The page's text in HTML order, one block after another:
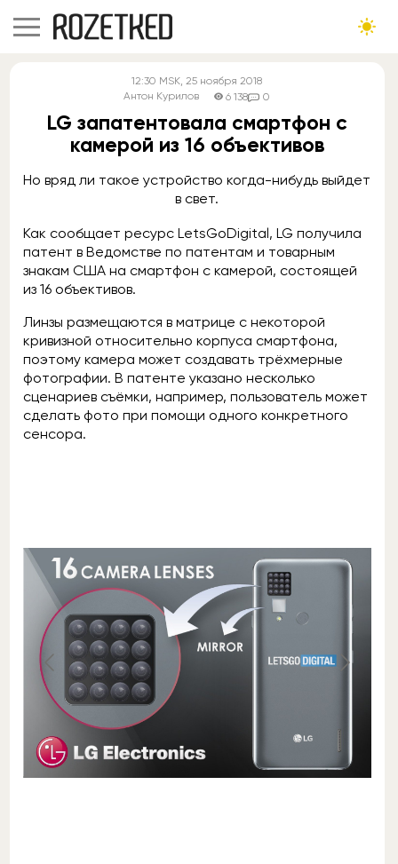
12:30 MSK, 25 ноября 2018
Антон Курилов
6 138 0
LG запатентовала смартфон с
камерой из 16 объективов
Но вряд ли такое устройство когда-нибудь выйдет
в свет.
Как сообщает ресурс LetsGoDigital, LG получила
патент в Ведомстве по патентам и товарным
знакам США на смартфон с камерой, состоящей
из 16 объективов.
Линзы размещаются в матрице с некоторой
кривизной относительно корпуса смартфона,
поэтому камера может создавать трёхмерные
фотографии. В патенте указано несколько
сценариев съёмки, например, пользователь может
сделать фото при помощи одного конкретного
сенсора.